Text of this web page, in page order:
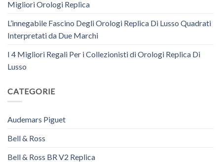
Migliori Orologi Replica
L’innegabile Fascino Degli Orologi Replica Di Lusso Quadrati
Interpretati da Due Marchi
I 4 Migliori Regali Per i Collezionisti di Orologi Replica Di
Lusso
CATEGORIE
Audemars Piguet
Bell & Ross
Bell & Ross BR V2 Replica